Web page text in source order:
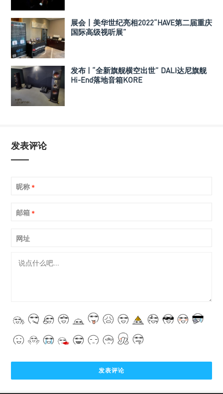
展会丨美华世纪亮相2022“HAVE第二届重庆
国际高级视听展”
发布 | “全新旗舰横空出世” DALI达尼旗舰
Hi-End落地音箱KORE
发表评论
昵称 *
邮箱 *
网址